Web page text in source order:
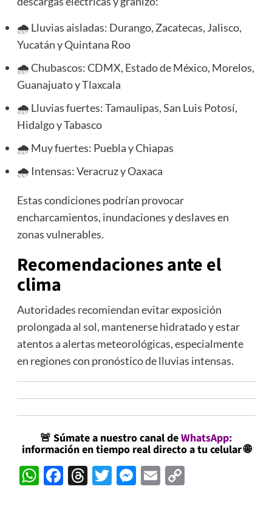
🌧️ Lluvias aisladas: Durango, Zacatecas, Jalisco,
Yucatán y Quintana Roo
🌧️ Chubascos: CDMX, Estado de México, Morelos,
Guanajuato y Tlaxcala
🌧️ Lluvias fuertes: Tamaulipas, San Luis Potosí,
Hidalgo y Tabasco
🌧️ Muy fuertes: Puebla y Chiapas
🌧️ Intensas: Veracruz y Oaxaca
Estas condiciones podrían provocar
encharcamientos, inundaciones y deslaves en
zonas vulnerables.
Recomendaciones ante el
clima
Autoridades recomiendan evitar exposición
prolongada al sol, mantenerse hidratado y estar
atentos a alertas meteorológicas, especialmente
en regiones con pronóstico de lluvias intensas.
🚨 Súmate a nuestro canal deWhatsApp:
información en tiempo real directo a tu celular🌐
WhatsApp
Facebook
Threads
Twitter
Messenger
EmailCopy